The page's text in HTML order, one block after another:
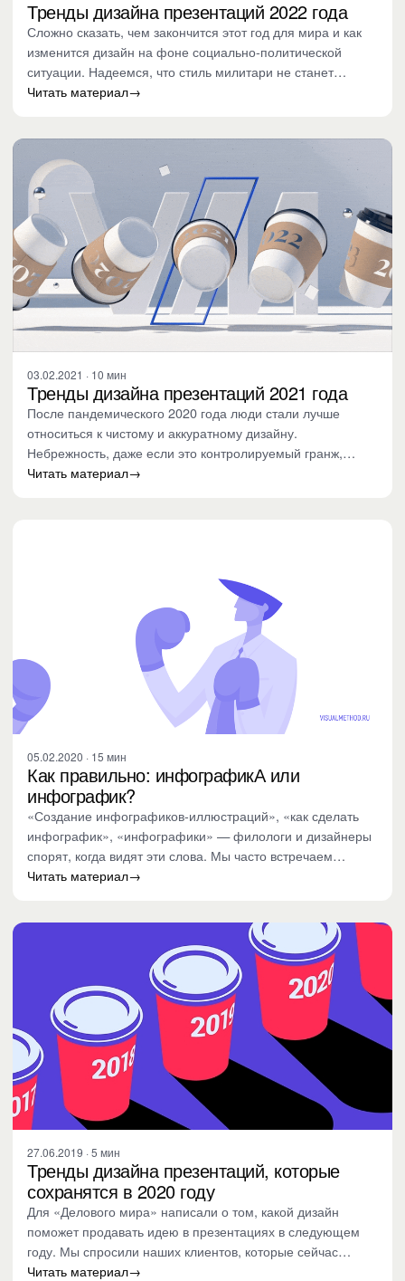
Тренды дизайна презентаций 2022 года
Сложно сказать, чем закончится этот год для мира и как
изменится дизайн на фоне социально-политической
ситуации. Надеемся, что стиль милитари не станет
хедлайнером. В…
Читать материал→
03.02.2021 · 10 мин
Тренды дизайна презентаций 2021 года
После пандемического 2020 года люди стали лучше
относиться к чистому и аккуратному дизайну.
Небрежность, даже если это контролируемый гранж,
вызывает больше…
Читать материал→
05.02.2020 · 15 мин
Как правильно: инфографикА или
инфографик?
«Создание инфографиков-иллюстраций», «как сделать
инфографик», «инфографики» — филологи и дизайнеры
спорят, когда видят эти слова. Мы часто встречаем
горячие дискуссии…
Читать материал→
27.06.2019 · 5 мин
Тренды дизайна презентаций, которые
сохранятся в 2020 году
Для «Делового мира» написали о том, какой дизайн
поможет продавать идею в презентациях в следующем
году. Мы спросили наших клиентов, которые сейчас
обновляют каналы с…
Читать материал→